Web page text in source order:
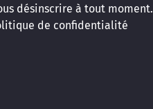
désinscrire à tout moment.
de confidentialité